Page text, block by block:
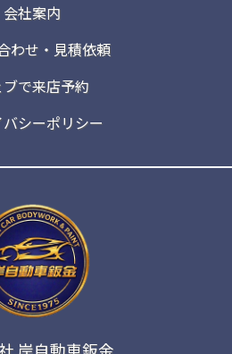
会社案内
わせ・見積依頼
ブで来店予約
バシーポリシー